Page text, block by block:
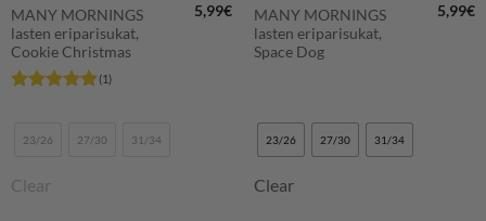
MANY MORNINGS
lasten eriparisukat,
Cookie Christmas
/ 5
(1)
5,99€
23/26 27/30 31/34
Clear
MANY MORNINGS
lasten eriparisukat,
Space Dog
5,99€
23/26 27/30 31/34
Clear